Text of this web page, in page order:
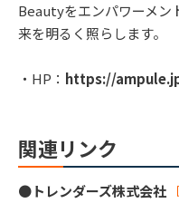
Beautyをエンパワーメン
来を明るく照らします。
・HP： https://
関連リンク
●トレンダーズ株式会社